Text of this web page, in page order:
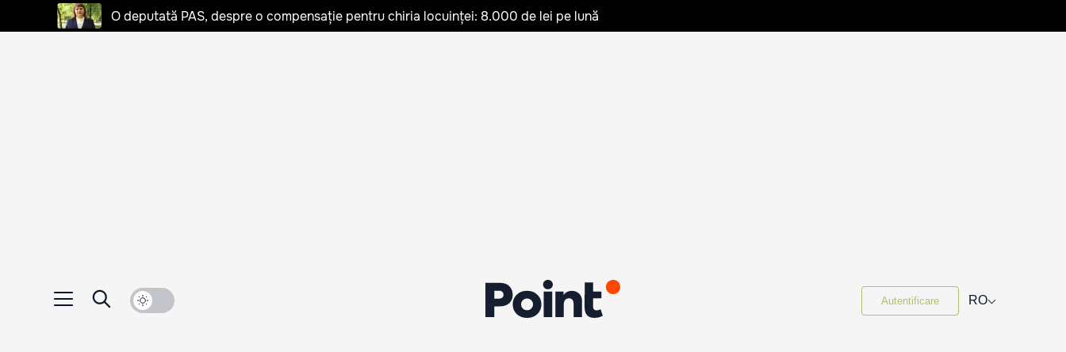
O deputată PAS, despre o compensație pentru chiria locuinței: 8.000 de lei pe lună
Autentificare RO⌵